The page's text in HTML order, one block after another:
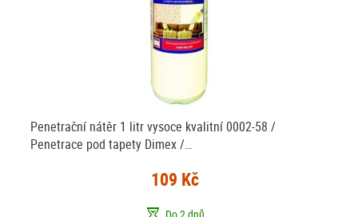
Penetrační nátěr 1 litr vysoce kvalitní 0002-58 /
Penetrace pod tapety Dimex /…
109 Kč